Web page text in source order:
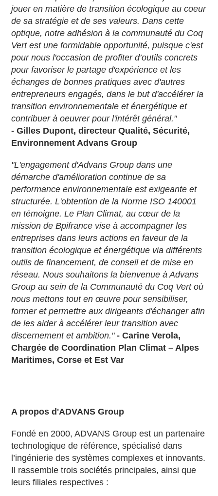
jouer en matière de transition écologique au coeur
de sa stratégie et de ses valeurs. Dans cette
optique, notre adhésion à la communauté du Coq
Vert est une formidable opportunité, puisque c'est
pour nous l'occasion de profiter d’outils concrets
pour favoriser le partage d'expérience et les
échanges de bonnes pratiques avec d'autres
entrepreneurs engagés, dans le but d'accélérer la
transition environnementale et énergétique et
contribuer à oeuvrer pour l'intérêt général."
- Gilles Dupont, directeur Qualité, Sécurité,
Environnement Advans Group
"L'engagement d'Advans Group dans une
démarche d'amélioration continue de sa
performance environnementale est exigeante et
structurée. L'obtention de la Norme ISO 140001
en témoigne. Le Plan Climat, au cœur de la
mission de Bpifrance vise à accompagner les
entreprises dans leurs actions en faveur de la
transition écologique et énergétique via différents
outils de financement, de conseil et de mise en
réseau. Nous souhaitons la bienvenue à Advans
Group au sein de la Communauté du Coq Vert où
nous mettons tout en œuvre pour sensibiliser,
former et permettre aux dirigeants d'échanger afin
de les aider à accélérer leur transition avec
discernement et ambition." - Carine Verola,
Chargée de Coordination Plan Climat – Alpes
Maritimes, Corse et Est Var
A propos d'ADVANS Group
Fondé en 2000, ADVANS Group est un partenaire
technologique de référence, spécialisé dans
l’ingénierie des systèmes complexes et innovants.
Il rassemble trois sociétés principales, ainsi que
leurs filiales respectives :